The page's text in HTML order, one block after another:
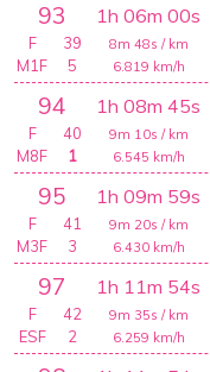
93 1h 06m 00s
8m 48s / km
6.819 km/h
F
39
M1F
5
94 1h 08m 45s
9m 10s / km
6.545 km/h
F
40
M8F
1
95 1h 09m 59s
9m 20s / km
6.430 km/h
F
41
M3F
3
97 1h 11m 54s
9m 35s / km
6.259 km/h
F
42
ESF
2